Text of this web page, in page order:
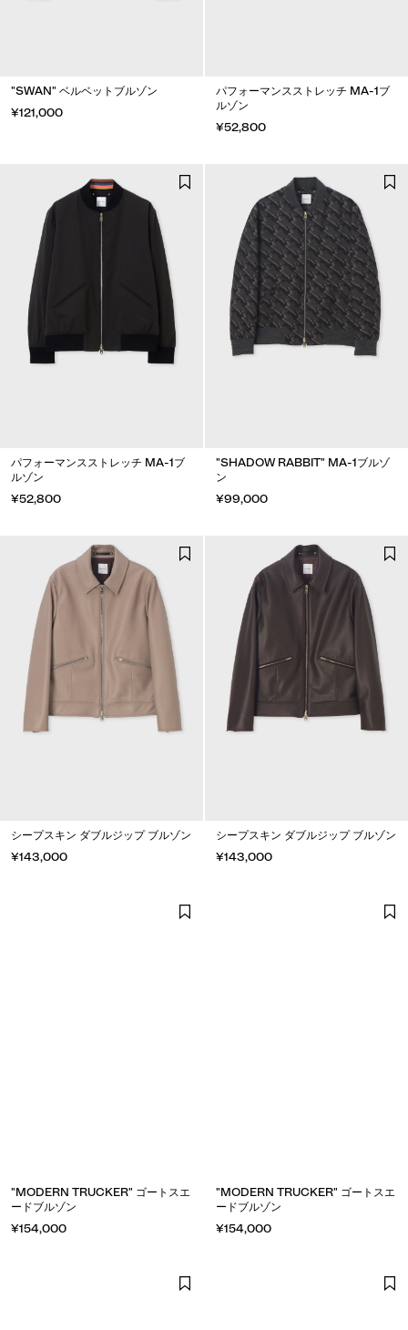
"SWAN" ベルベットブルゾン
¥121,000
パフォーマンスストレッチ MA-1ブ
ルゾン
¥52,800
パフォーマンスストレッチ MA-1ブ
ルゾン
¥52,800
"SHADOW RABBIT" MA-1ブルゾ
ン
¥99,000
シープスキン ダブルジップ ブルゾン
¥143,000
シープスキン ダブルジップ ブルゾン
¥143,000
"MODERN TRUCKER" ゴートスエ
ードブルゾン
¥154,000
"MODERN TRUCKER" ゴートスエ
ードブルゾン
¥154,000